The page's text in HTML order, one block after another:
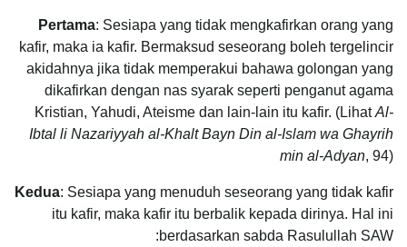
Pertama: Sesiapa yang tidak mengkafirkan orang yang
kafir, maka ia kafir. Bermaksud seseorang boleh tergelincir
akidahnya jika tidak memperakui bahawa golongan yang
dikafirkan dengan nas syarak seperti penganut agama
Kristian, Yahudi, Ateisme dan lain-lain itu kafir. (LihatAl-
Ibtal li Nazariyyah al-Khalt Bayn Din al-Islam wa Ghayrih
min al-Adyan, 94)
Kedua: Sesiapa yang menuduh seseorang yang tidak kafir
itu kafir, maka kafir itu berbalik kepada dirinya. Hal ini
berdasarkan sabda Rasulullah SAW: